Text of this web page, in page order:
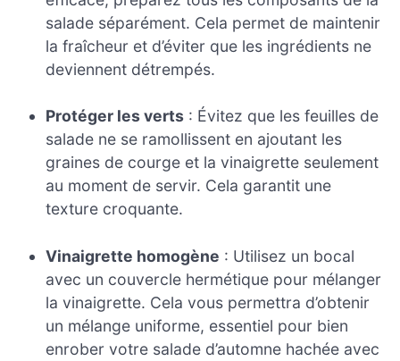
salade séparément. Cela permet de maintenir
la fraîcheur et d’éviter que les ingrédients ne
deviennent détrempés.
Protéger les verts : Évitez que les feuilles de
salade ne se ramollissent en ajoutant les
graines de courge et la vinaigrette seulement
au moment de servir. Cela garantit une
texture croquante.
Vinaigrette homogène : Utilisez un bocal
avec un couvercle hermétique pour mélanger
la vinaigrette. Cela vous permettra d’obtenir
un mélange uniforme, essentiel pour bien
enrober votre salade d’automne hachée avec